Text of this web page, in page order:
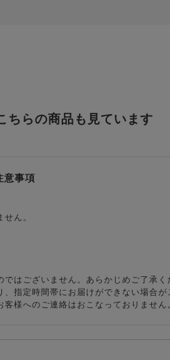
ちらの商品も見ています
意事項
ん。
ではございません。あらかじめご了承く
指定時間帯にお届けができない場合
様へのご連絡はおこなっておりません